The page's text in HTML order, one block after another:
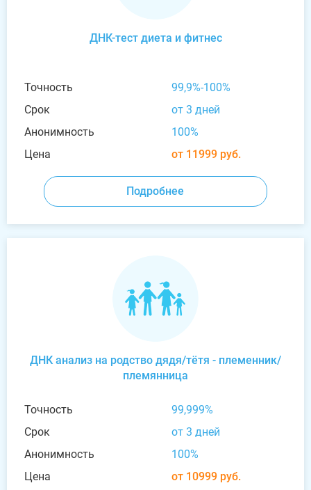
ДНК-тест диета и фитнес
Точность
99,9%-100%
Срок
от 3 дней
Анонимность
100%
Цена
от 11999 руб.
Подробнее
ДНК анализ на родство дядя/тётя - племенник/
племянница
Точность
99,999%
Срок
от 3 дней
Анонимность
100%
Цена
от 10999 руб.